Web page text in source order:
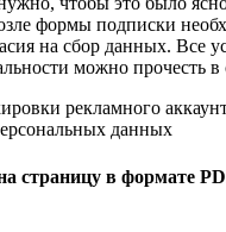
формы подписки
на сбор данных. Все
можно прочесть в
рекламного
данных
страницу в формате